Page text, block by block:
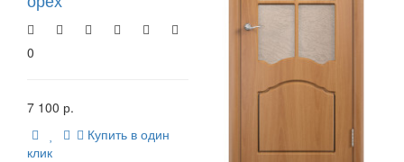
0
7 100 р.
Купить в один
клик